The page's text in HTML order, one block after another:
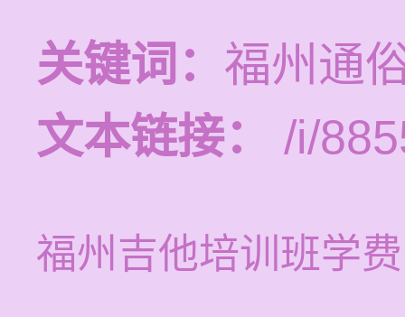
关键词： 福州通
文本链接：
/i/
福州吉他培训班学